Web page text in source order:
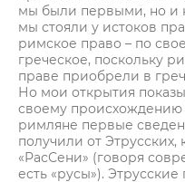
мы были первыми, но и
мы стояли у истоков
римское право – по
греческое, поскольку
праве приобрели в
Но мои открытия
своему происхождению
римляне первые
получили от
«РасСени» (говоря
есть «русы»).